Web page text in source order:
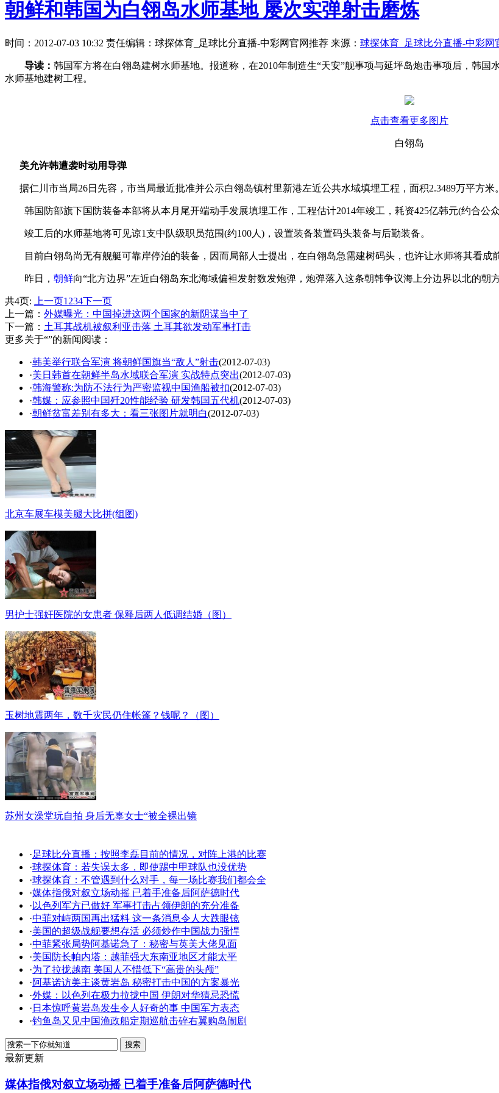
朝鲜和韩国为白翎岛水师基地 屡次实弹射击磨炼
时间：2012-07-03 10:32 责任编辑：球探体育_足球比分直播-中彩网官网推荐 来源： 球探体育_足球比分直播-中彩网
导读： 韩国军方将在白翎岛建树水师基地。报道称，在2010年制造生“天安”舰事项与延坪岛炮击事项后，韩
水师基地建树工程。
点击查看更多图片
白翎岛
美允许韩遭袭时动用导弹
据仁川市当局26日先容，市当局最近批准并公示白翎岛镇村里新港左近公共水域填埋工程，面积2.3489万平方米。
韩国防部旗下国防装备本部将从本月尾开端动手发展填埋工作，工程估计2014年竣工，耗资425亿韩元(约合公众
竣工后的水师基地将可见谅1支中队级职员范围(约100人)，设置装备装置码头装备与后勤装备。
目前白翎岛尚无有舰艇可靠岸停泊的装备，因而局部人士提出，在白翎岛急需建树码头，也许让水师将其看成前
昨日， 朝鲜向“北方边界”左近白翎岛东北海域偏袒发射数发炮弹，炮弹落入这条朝韩争议海上分边界以北的朝方
共4页: 上一页1 234下一页
上一篇： 外媒曝光：中国掉进这两个国家的新阴谋当中了
下一篇： 土耳其战机被叙利亚击落 土耳其欲发动军事打击
更多关于“”的新闻阅读：
·韩美举行联合军演 将朝鲜国旗当“敌人”射击(2012-07-03)
·美日韩首在朝鲜半岛水域联合军演 实战特点突出(2012-07-03)
·韩海警称:为防不法行为严密监视中国渔船被扣(2012-07-03)
·韩媒：应参照中国歼20性能经验 研发韩国五代机(2012-07-03)
·朝鲜贫富差别有多大：看三张图片就明白(2012-07-03)
北京车展车模美腿大比拼(组图)
男护士强奸医院的女患者 保释后两人低调结婚（图）
玉树地震两年，数千灾民仍住帐篷？钱呢？（图）
苏州女澡堂玩自拍 身后无辜女士“被全裸出镜
·足球比分直播：按照李磊目前的情况，对阵上港的比赛
·球探体育：若失误太多，即使踢中甲球队也没优势
·球探体育：不管遇到什么对手，每一场比赛我们都会全
·媒体指俄对叙立场动摇 已着手准备后阿萨德时代
· 以色列军方已做好 军事打击占领伊朗的充分准备
·中菲对峙两国再出猛料 这一条消息令人大跌眼镜
·美国的超级战舰要想存活 必须炒作中国战力强悍
·中菲紧张局势阿基诺急了：秘密与英美大佬见面
·美国防长帕内塔：越菲强大东南亚地区才能太平
·为了拉拢越南 美国人不惜低下“高贵的头颅”
·阿基诺访美主谈黄岩岛 秘密打击中国的方案暴光
·外媒：以色列在极力拉拢中国 伊朗对华猜忌恐慌
· 日本惊呼黄岩岛发生令人好奇的事 中国军方表态
·钓鱼岛又见中国渔政船定期巡航击碎右翼购岛闹剧
最新更新
媒体指俄对叙立场动摇 已着手准备后阿萨德时代